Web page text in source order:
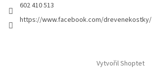
602 410 513
https://www.facebook.com/drevenekostky/
Vytvořil Shoptet